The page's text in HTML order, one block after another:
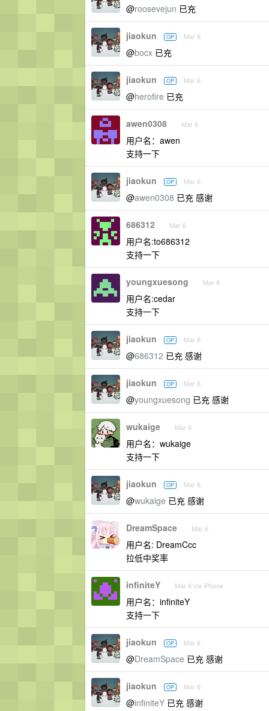
@roosevejun 已充
jiaokun OP Mar 6
@bocx 已充
jiaokun OP Mar 6
@herofire 已充
awen0308 Mar 6
用户名：awen
支持一下
jiaokun OP Mar 6
@awen0308 已充 感谢
686312 Mar 6
用户名:to686312
支持一下
youngxuesong Mar 6
用户名:cedar
支持一下
jiaokun OP Mar 6
@686312 已充 感谢
jiaokun OP Mar 6
@youngxuesong 已充 感谢
wukaige Mar 6
用户名：wukaige
支持一下
jiaokun OP Mar 6
@wukaige 已充 感谢
DreamSpace Mar 6
用户名: DreamCcc
拉低中奖率
infiniteY Mar 6 via iPhone
用户名：infiniteY
支持一下
jiaokun OP Mar 6
@DreamSpace 已充 感谢
jiaokun OP Mar 6
@infiniteY 已充 感谢